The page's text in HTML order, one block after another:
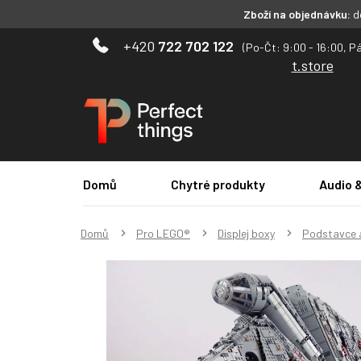
Zboží na objednávku:
722 702 122
t.store
Domů
Chytré produkty Audio
Domů Pro LEGO® Displej boxy Podstavce